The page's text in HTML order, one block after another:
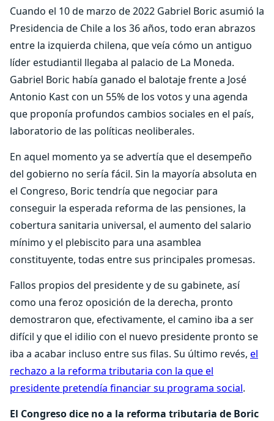
Cuando el 10 de marzo de 2022 Gabriel Boric asumió la
Presidencia de Chile a los 36 años, todo eran abrazos
entre la izquierda chilena, que veía cómo un antiguo
líder estudiantil llegaba al palacio de La Moneda.
Gabriel Boric había ganado el balotaje frente a José
Antonio Kast con un 55% de los votos y una agenda
que proponía profundos cambios sociales en el país,
laboratorio de las políticas neoliberales.
En aquel momento ya se advertía que el desempeño
del gobierno no sería fácil. Sin la mayoría absoluta en
el Congreso, Boric tendría que negociar para
conseguir la esperada reforma de las pensiones, la
cobertura sanitaria universal, el aumento del salario
mínimo y el plebiscito para una asamblea
constituyente, todas entre sus principales promesas.
Fallos propios del presidente y de su gabinete, así
como una feroz oposición de la derecha, pronto
demostraron que, efectivamente, el camino iba a ser
difícil y que el idilio con el nuevo presidente pronto se
iba a acabar incluso entre sus filas. Su último revés, el
rechazo a la reforma tributaria con la que el
presidente pretendía financiar su programa social.
El Congreso dice no a la reforma tributaria de Boric